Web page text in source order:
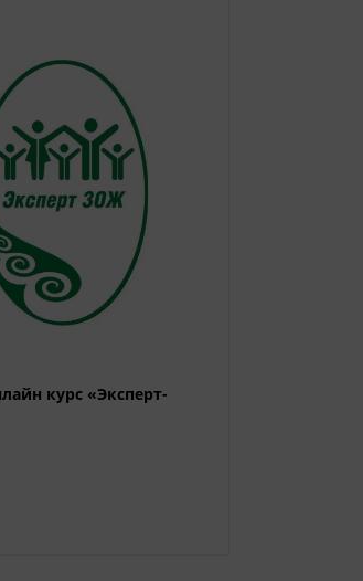
курс «Эксперт-